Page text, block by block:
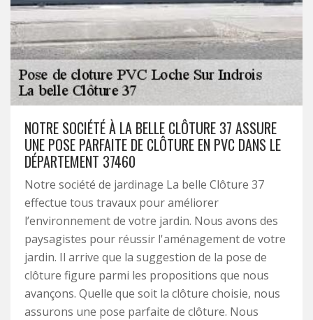
NOTRE SOCIÉTÉ À LA BELLE CLÔTURE 37 ASSURE
UNE POSE PARFAITE DE CLÔTURE EN PVC DANS LE
DÉPARTEMENT 37460
Notre société de jardinage La belle Clôture 37
effectue tous travaux pour améliorer
l’environnement de votre jardin. Nous avons des
paysagistes pour réussir l'aménagement de votre
jardin. Il arrive que la suggestion de la pose de
clôture figure parmi les propositions que nous
avançons. Quelle que soit la clôture choisie, nous
assurons une pose parfaite de clôture. Nous